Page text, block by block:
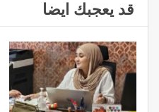
قد يعجبك ايضا